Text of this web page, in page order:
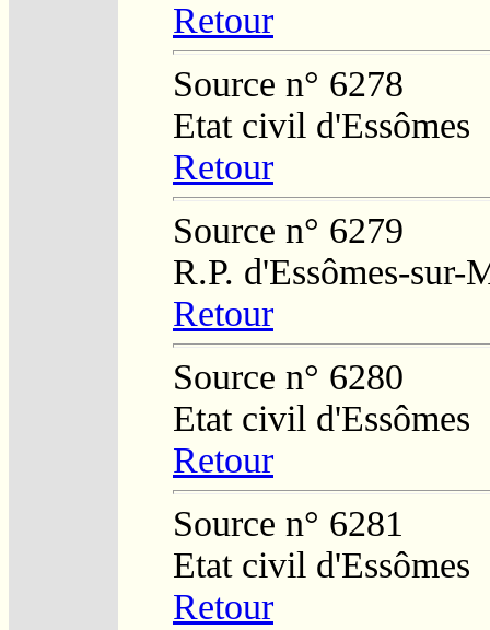
Retour
Source n° 6278
Etat civil d'Essômes
Retour
Source n° 6279
R.P. d'Essômes-sur-
Retour
Source n° 6280
Etat civil d'Essômes
Retour
Source n° 6281
Etat civil d'Essômes
Retour